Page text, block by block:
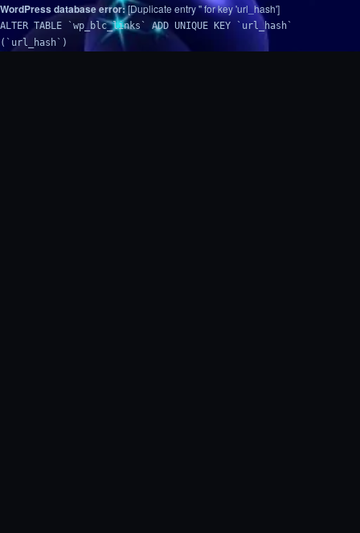
WordPress database error:[Duplicate entry '' for key 'url_hash']
ALTER TABLE `wp_blc_links` ADD UNIQUE KEY `url_hash`
(`url_hash`)